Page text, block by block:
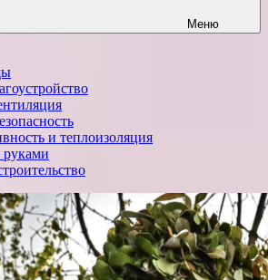
Меню
и теплоизоляция